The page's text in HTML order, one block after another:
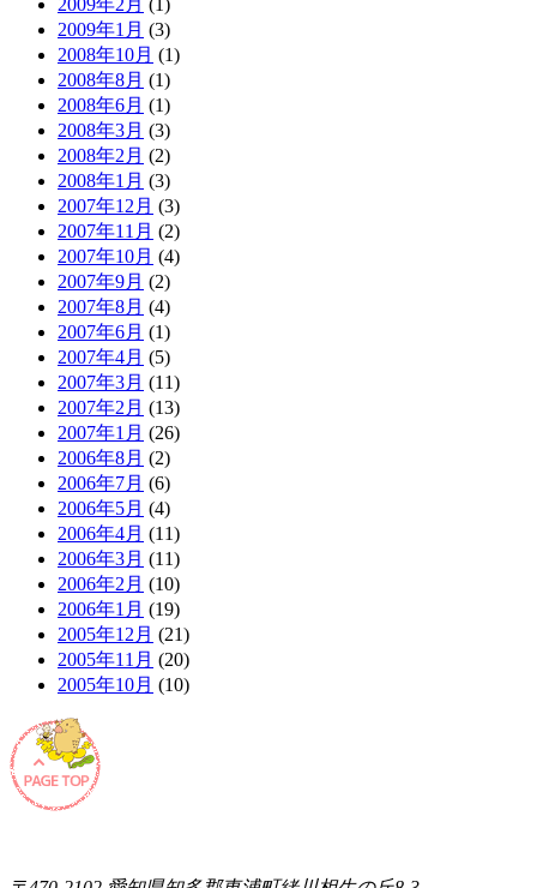
2009年1月 (3)
2008年10月 (1)
2008年8月 (1)
2008年6月 (1)
2008年3月 (3)
2008年2月 (2)
2008年1月 (3)
2007年12月 (3)
2007年11月 (2)
2007年10月 (4)
2007年9月 (2)
2007年8月 (4)
2007年6月 (1)
2007年4月 (5)
2007年3月 (11)
2007年2月 (13)
2007年1月 (26)
2006年8月 (2)
2006年7月 (6)
2006年5月 (4)
2006年4月 (11)
2006年3月 (11)
2006年2月 (10)
2006年1月 (19)
2005年12月 (21)
2005年11月 (20)
2005年10月 (10)